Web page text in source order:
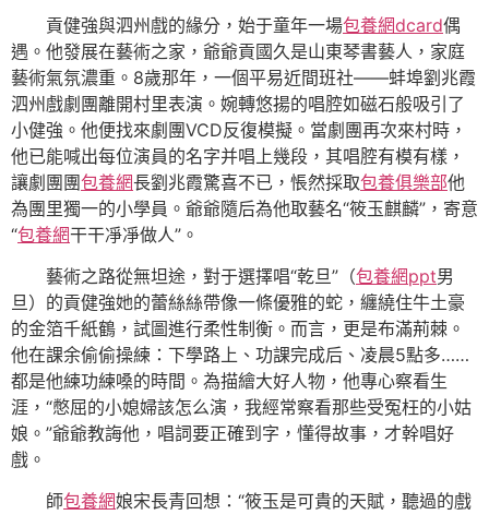
貢健強與泗州戲的緣分，始于童年一場包養網dcard偶
遇。他發展在藝術之家，爺爺貢國久是山東琴書藝人，家庭
藝術氣氛濃重。8歲那年，一個平易近間班社——蚌埠劉兆霞
泗州戲劇團離開村里表演。婉轉悠揚的唱腔如磁石般吸引了
小健強。他便找來劇團VCD反復模擬。當劇團再次來村時，
他已能喊出每位演員的名字并唱上幾段，其唱腔有模有樣，
讓劇團團包養網長劉兆霞驚喜不已，悵然採取包養俱樂部他
為團里獨一的小學員。爺爺隨后為他取藝名“筱玉麒麟”，寄意
“包養網干干凈凈做人”。
藝術之路從無坦途，對于選擇唱“乾旦”（包養網ppt男
旦）的貢健強她的蕾絲絲帶像一條優雅的蛇，纏繞住牛土豪
的金箔千紙鶴，試圖進行柔性制衡。而言，更是布滿荊棘。
他在課余偷偷操練：下學路上、功課完成后、凌晨5點多……
都是他練功練嗓的時間。為描繪大好人物，他專心察看生
涯，“憋屈的小媳婦該怎么演，我經常察看那些受冤枉的小姑
娘。”爺爺教誨他，唱詞要正確到字，懂得故事，才幹唱好
戲。
師包養網娘宋長青回想：“筱玉是可貴的天賦，聽過的戲